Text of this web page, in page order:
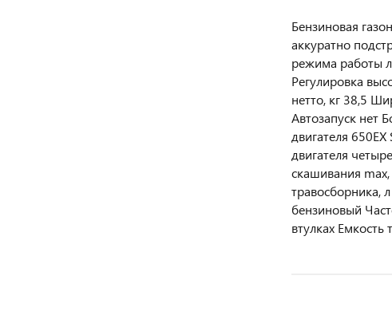
Бензиновая
аккуратно
режима работы
Регулировка
нетто, кг 38,5
Автозапуск нет
двигателя
двигателя
скашивания
травосборника,
бензиновый
втулках